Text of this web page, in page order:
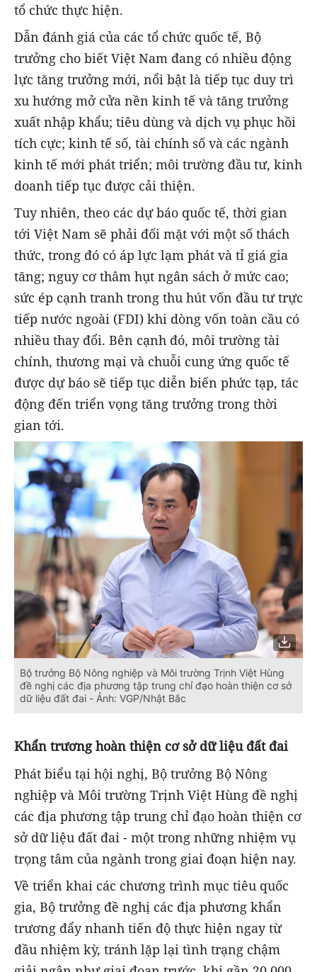
tổ chức thực hiện.
Dẫn đánh giá của các tổ chức quốc tế, Bộ
trưởng cho biết Việt Nam đang có nhiều động
lực tăng trưởng mới, nổi bật là tiếp tục duy trì
xu hướng mở cửa nền kinh tế và tăng trưởng
xuất nhập khẩu; tiêu dùng và dịch vụ phục hồi
tích cực; kinh tế số, tài chính số và các ngành
kinh tế mới phát triển; môi trường đầu tư, kinh
doanh tiếp tục được cải thiện.
Tuy nhiên, theo các dự báo quốc tế, thời gian
tới Việt Nam sẽ phải đối mặt với một số thách
thức, trong đó có áp lực lạm phát và tỉ giá gia
tăng; nguy cơ thâm hụt ngân sách ở mức cao;
sức ép cạnh tranh trong thu hút vốn đầu tư trực
tiếp nước ngoài (FDI) khi dòng vốn toàn cầu có
nhiều thay đổi. Bên cạnh đó, môi trường tài
chính, thương mại và chuỗi cung ứng quốc tế
được dự báo sẽ tiếp tục diễn biến phức tạp, tác
động đến triển vọng tăng trưởng trong thời
gian tới.
Bộ trưởng Bộ Nông nghiệp và Môi trường Trịnh Việt Hùng
đề nghị các địa phương tập trung chỉ đạo hoàn thiện cơ sở
dữ liệu đất đai - Ảnh: VGP/Nhật Bắc
Khẩn trương hoàn thiện cơ sở dữ liệu đất đai
Phát biểu tại hội nghị, Bộ trưởng Bộ Nông
nghiệp và Môi trường Trịnh Việt Hùng đề nghị
các địa phương tập trung chỉ đạo hoàn thiện cơ
sở dữ liệu đất đai - một trong những nhiệm vụ
trọng tâm của ngành trong giai đoạn hiện nay.
Về triển khai các chương trình mục tiêu quốc
gia, Bộ trưởng đề nghị các địa phương khẩn
trương đẩy nhanh tiến độ thực hiện ngay từ
đầu nhiệm kỳ, tránh lặp lại tình trạng chậm